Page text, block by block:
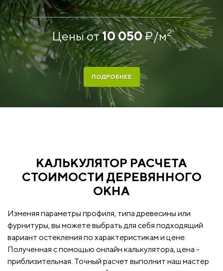
Цены от10 050₽/м2
ПОДРОБНЕЕ
КАЛЬКУЛЯТОР РАСЧЕТА
СТОИМОСТИ ДЕРЕВЯННОГО
ОКНА
Изменяя параметры профиля, типа древесины или
фурнитуры, вы можете выбрать для себя подходящий
вариант остекления по характеристикам и цене.
Полученная с помощью онлайн калькулятора, цена -
приблизительная. Точный расчет выполнит наш мастер